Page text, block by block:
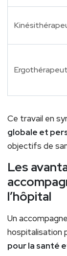
Ce travail en
globale et
objectifs de
Les
l’hôpital
Un
hospitalisation
pour la santé